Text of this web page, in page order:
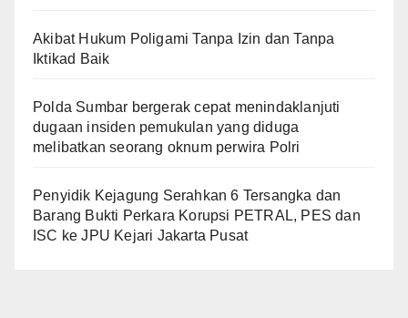
Akibat Hukum Poligami Tanpa Izin dan Tanpa
Iktikad Baik
Polda Sumbar bergerak cepat menindaklanjuti
dugaan insiden pemukulan yang diduga
melibatkan seorang oknum perwira Polri
Penyidik Kejagung Serahkan 6 Tersangka dan
Barang Bukti Perkara Korupsi PETRAL, PES dan
ISC ke JPU Kejari Jakarta Pusat